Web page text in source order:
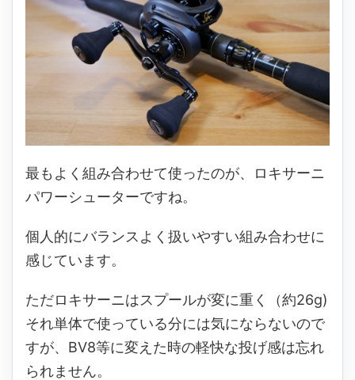
最もよく組み合わせて使ったのが、ロキサーニ
パワーシューターですね。
個人的にバランスよく扱いやすい組み合わせに
感じています。
ただロキサーニはスプールが変に重く（約26g)
それ単体で使っている分には気にならないので
すが、BV8等に変えた時の軽快な投げ感は忘れ
られません。